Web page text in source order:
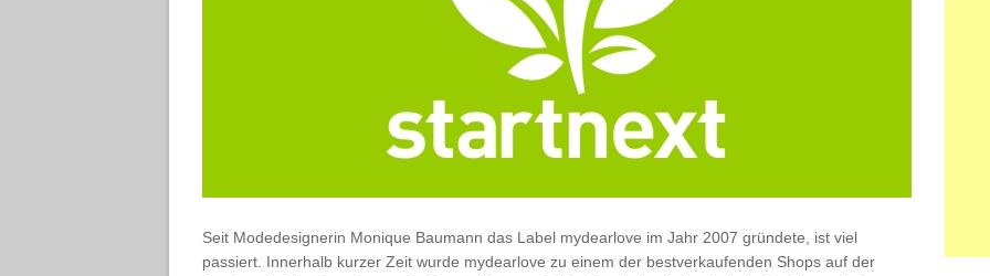
Seit Modedesignerin Monique Baumann das Label mydearlove im Jahr 2007 gründete, ist viel
passiert. Innerhalb kurzer Zeit wurde mydearlove zu einem der bestverkaufenden Shops auf der